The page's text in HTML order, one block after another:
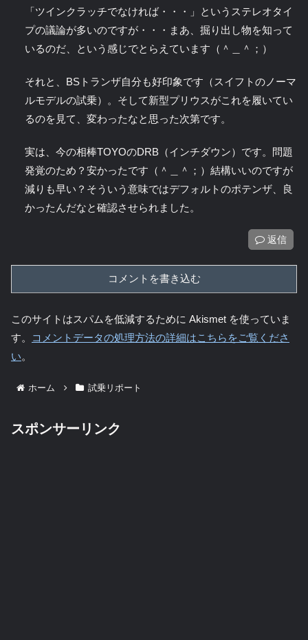
「ツインクラッチでなければ・・・」というステレオタイ
プの議論が多いのですが・・・まあ、掘り出し物を知って
いるのだ、という感じでとらえています（＾＿＾；）
それと、BSトランザ自分も好印象です（スイフトのノーマ
ルモデルの試乗）。そして新型プリウスがこれを履いてい
るのを見て、変わったなと思った次第です。
実は、今の相棒TOYOのDRB（インチダウン）です。問題
発覚のため？安かったです（＾＿＾；）結構いいのですが
減りも早い？そういう意味ではデフォルトのポテンザ、良
かったんだなと確認させられました。
返信
コメントを書き込む
このサイトはスパムを低減するために Akismet を使っていま
す。
コメントデータの処理方法の詳細はこちらをご覧くださ
い。
ホーム 試乗リポート
スポンサーリンク